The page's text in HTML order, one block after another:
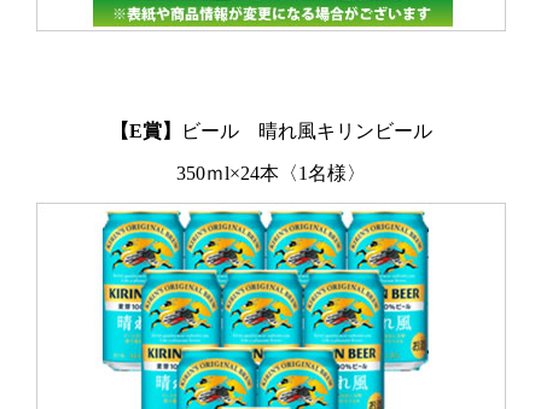
【E賞】 ビール 晴れ風キリンビール
350ｍl×24本〈1名様〉